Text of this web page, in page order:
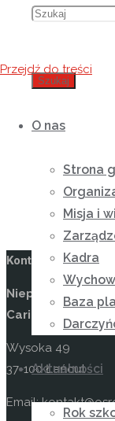
Szukaj
Przejdź do treści
O nas
Strona
Misja i
Kadra
Baza
Aktualności
Rok
Kontakt
Niepubliczny
Caritas w Wysokiej
Wysoka 49
37-100 Łańcut
Email: